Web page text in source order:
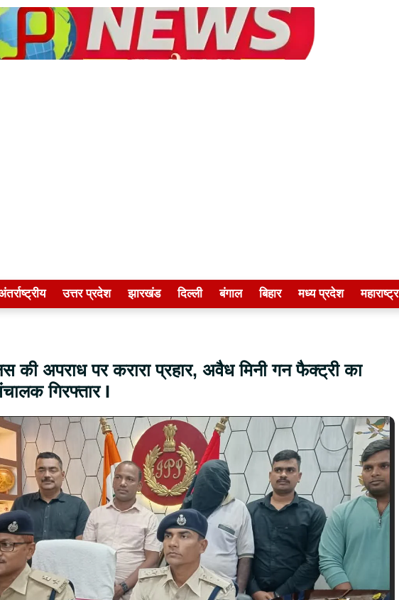
उत्तर प्रदेश झारखंड दिल्ली बंगाल बिहार मध्य प्रदेश महाराष्ट्र
की अपराध पर करारा प्रहार, अवैध मिनी गन फैक्ट्री का
गिरफ्तार I